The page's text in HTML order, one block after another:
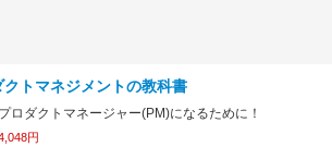
クトマネジメントの教科書
ロダクトマネージャー(PM)になるために！
円